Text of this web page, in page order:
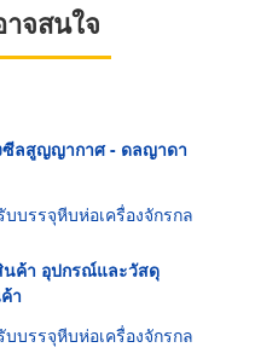
จสนใจ
ซีลสูญญากาศ - ดลญาดา
บรรจุหีบห่อเครื่องจักรกล
นค้า อุปกรณ์และวัสดุ
า
บรรจุหีบห่อเครื่องจักรกล